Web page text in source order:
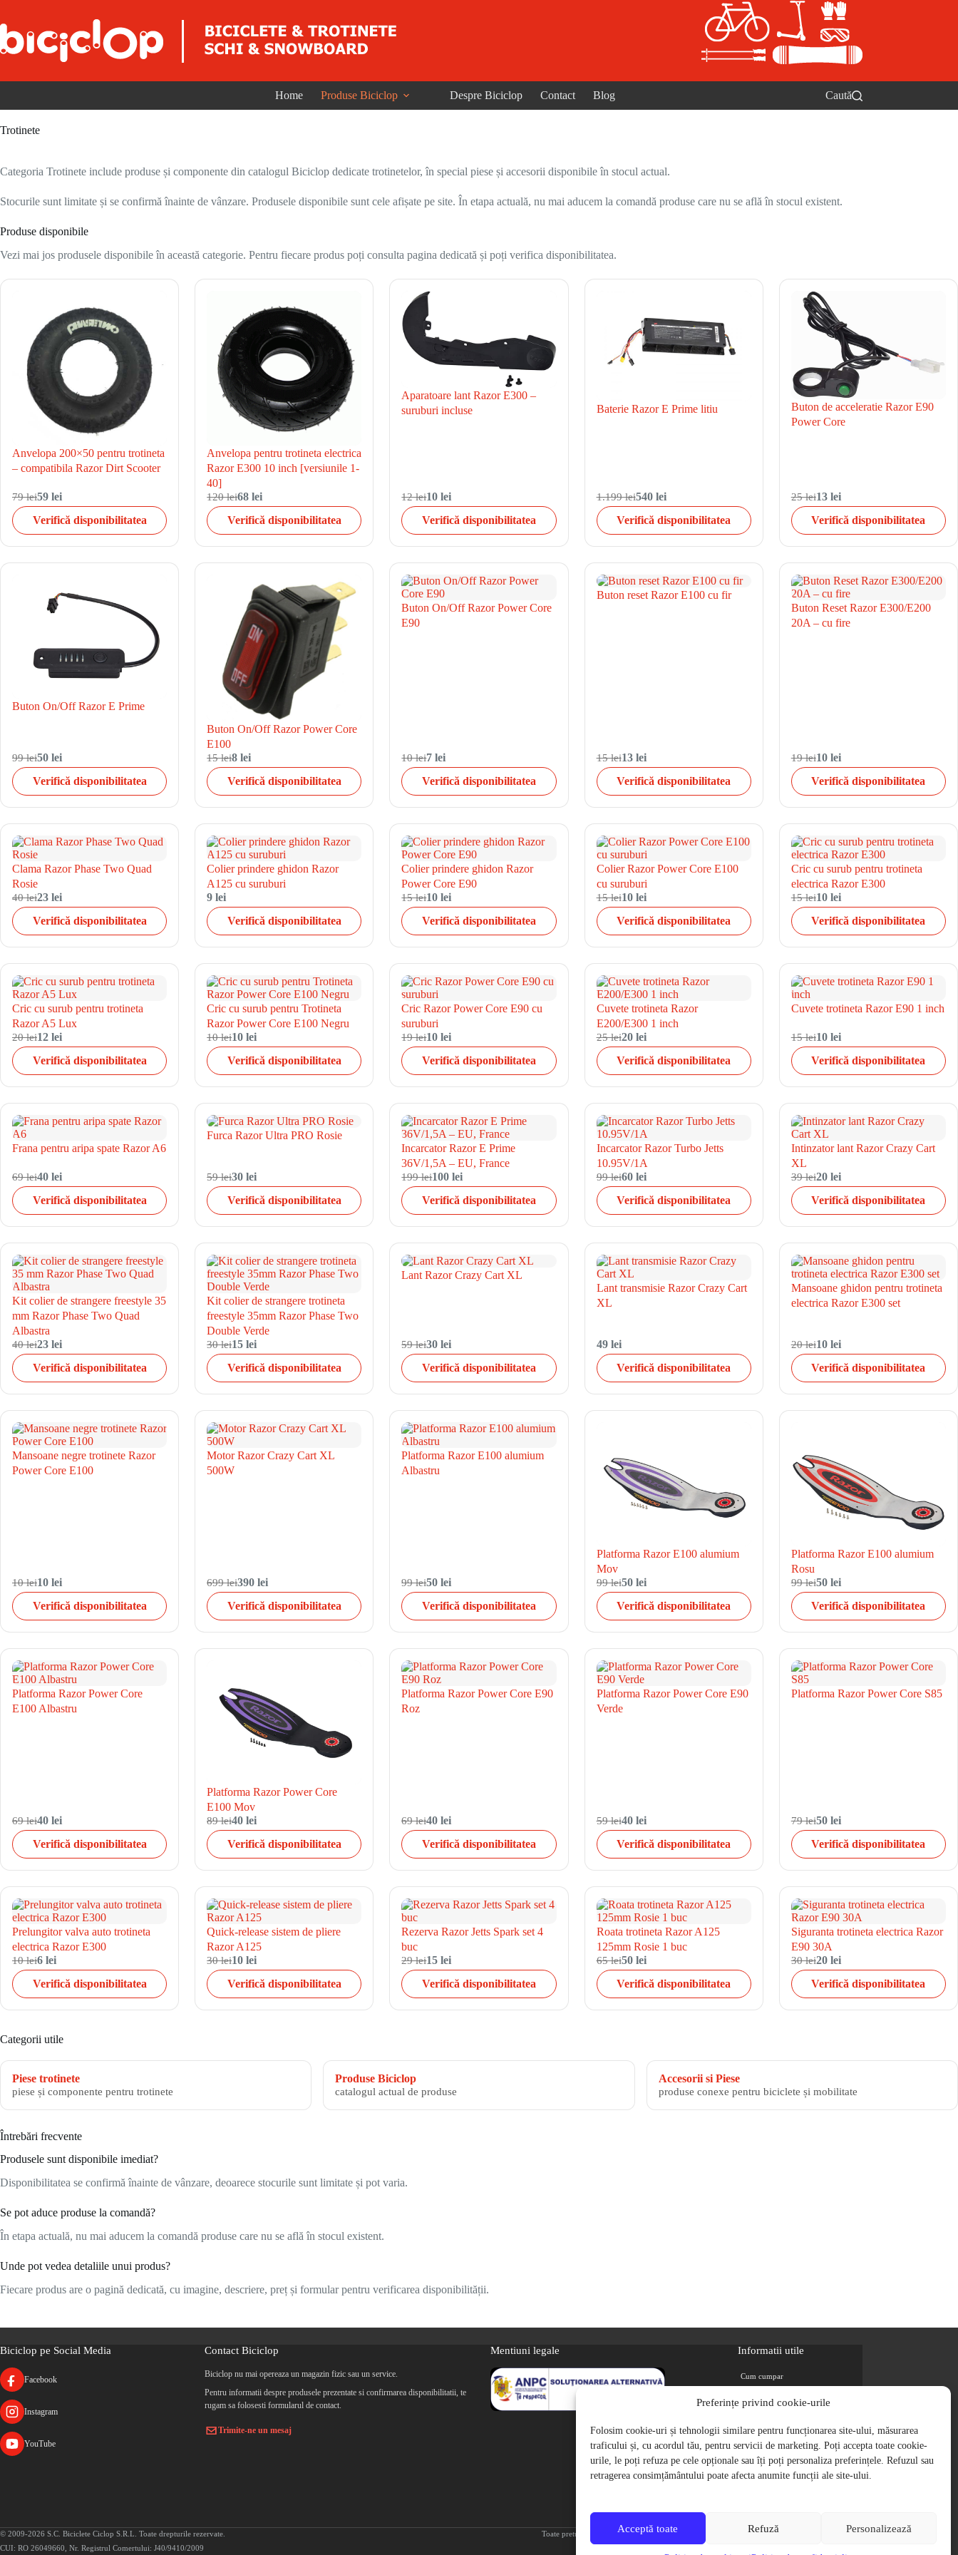
Preferințe privind cookie-urile
Folosim cookie-uri și tehnologii similare pentru funcționarea site-ului, măsurarea
traficului și, cu acordul tău, pentru servicii de marketing. Poți accepta toate cookie-
urile, le poți refuza pe cele opționale sau îți poți personaliza preferințele. Refuzul sau
retragerea consimțământului poate afecta anumite funcții ale site-ului.
Acceptă toate Refuză Personalizează
Home Produse Biciclop Despre Biciclop Contact Blog Caută
Trotinete
Categoria Trotinete include produse și componente din catalogul Biciclop dedicate trotinetelor, în special piese și accesorii disponibile în stocul actual.
Stocurile sunt limitate și se confirmă înainte de vânzare. Produsele disponibile sunt cele afișate pe site. În etapa actuală, nu mai aducem la comandă produse care nu se află în stocul existent.
Produse disponibile
Vezi mai jos produsele disponibile în această categorie. Pentru fiecare produs poți consulta pagina dedicată și poți verifica disponibilitatea.
Anvelopa 200×50 pentru trotineta
– compatibila Razor Dirt Scooter
79 lei59 lei
Verifică disponibilitatea
Anvelopa pentru trotineta electrica
Razor E300 10 inch [versiunile 1-
40]
120 lei68 lei
Verifică disponibilitatea
Aparatoare lant Razor E300 –
suruburi incluse
12 lei10 lei
Verifică disponibilitatea
Baterie Razor E Prime litiu
1.199 lei540 lei
Verifică disponibilitatea
Buton de acceleratie Razor E90
Power Core
25 lei13 lei
Verifică disponibilitatea
Buton On/Off Razor E Prime
99 lei50 lei
Verifică disponibilitatea
Buton On/Off Razor Power Core
E100
15 lei8 lei
Verifică disponibilitatea
Buton On/Off Razor Power Core
E90
10 lei7 lei
Verifică disponibilitatea
Buton reset Razor E100 cu fir
15 lei13 lei
Verifică disponibilitatea
Buton Reset Razor E300/E200
20A – cu fire
19 lei10 lei
Verifică disponibilitatea
Clama Razor Phase Two Quad
Rosie
40 lei23 lei
Verifică disponibilitatea
Colier prindere ghidon Razor
A125 cu suruburi
9 lei
Verifică disponibilitatea
Colier prindere ghidon Razor
Power Core E90
15 lei10 lei
Verifică disponibilitatea
Colier Razor Power Core E100
cu suruburi
15 lei10 lei
Verifică disponibilitatea
Cric cu surub pentru trotineta
electrica Razor E300
15 lei10 lei
Verifică disponibilitatea
Cric cu surub pentru trotineta
Razor A5 Lux
20 lei12 lei
Verifică disponibilitatea
Cric cu surub pentru Trotineta
Razor Power Core E100 Negru
10 lei10 lei
Verifică disponibilitatea
Cric Razor Power Core E90 cu
suruburi
19 lei10 lei
Verifică disponibilitatea
Cuvete trotineta Razor
E200/E300 1 inch
25 lei20 lei
Verifică disponibilitatea
Cuvete trotineta Razor E90 1 inch
15 lei10 lei
Verifică disponibilitatea
Frana pentru aripa spate Razor A6
69 lei40 lei
Verifică disponibilitatea
Furca Razor Ultra PRO Rosie
59 lei30 lei
Verifică disponibilitatea
Incarcator Razor E Prime
36V/1,5A – EU, France
199 lei100 lei
Verifică disponibilitatea
Incarcator Razor Turbo Jetts
10.95V/1A
99 lei60 lei
Verifică disponibilitatea
Intinzator lant Razor Crazy Cart
XL
39 lei20 lei
Verifică disponibilitatea
Kit colier de strangere freestyle 35
mm Razor Phase Two Quad
Albastra
40 lei23 lei
Verifică disponibilitatea
Kit colier de strangere trotineta
freestyle 35mm Razor Phase Two
Double Verde
30 lei15 lei
Verifică disponibilitatea
Lant Razor Crazy Cart XL
59 lei30 lei
Verifică disponibilitatea
Lant transmisie Razor Crazy Cart
XL
49 lei
Verifică disponibilitatea
Mansoane ghidon pentru trotineta
electrica Razor E300 set
20 lei10 lei
Verifică disponibilitatea
Mansoane negre trotinete Razor
Power Core E100
10 lei10 lei
Verifică disponibilitatea
Motor Razor Crazy Cart XL
500W
699 lei390 lei
Verifică disponibilitatea
Platforma Razor E100 alumium
Albastru
99 lei50 lei
Verifică disponibilitatea
Platforma Razor E100 alumium
Mov
99 lei50 lei
Verifică disponibilitatea
Platforma Razor E100 alumium
Rosu
99 lei50 lei
Verifică disponibilitatea
Platforma Razor Power Core
E100 Albastru
69 lei40 lei
Verifică disponibilitatea
Platforma Razor Power Core
E100 Mov
89 lei40 lei
Verifică disponibilitatea
Platforma Razor Power Core E90
Roz
69 lei40 lei
Verifică disponibilitatea
Platforma Razor Power Core E90
Verde
59 lei40 lei
Verifică disponibilitatea
Platforma Razor Power Core S85
79 lei50 lei
Verifică disponibilitatea
Prelungitor valva auto trotineta
electrica Razor E300
10 lei6 lei
Verifică disponibilitatea
Quick-release sistem de pliere
Razor A125
30 lei10 lei
Verifică disponibilitatea
Rezerva Razor Jetts Spark set 4
buc
29 lei15 lei
Verifică disponibilitatea
Roata trotineta Razor A125
125mm Rosie 1 buc
65 lei50 lei
Verifică disponibilitatea
Siguranta trotineta electrica Razor
E90 30A
30 lei20 lei
Verifică disponibilitatea
Categorii utile
Piese trotinete
piese și componente pentru trotinete
Produse Biciclop
catalogul actual de produse
Accesorii si Piese
produse conexe pentru biciclete și mobilitate
Întrebări frecvente
Produsele sunt disponibile imediat?
Disponibilitatea se confirmă înainte de vânzare, deoarece stocurile sunt limitate și pot varia.
Se pot aduce produse la comandă?
În etapa actuală, nu mai aducem la comandă produse care nu se află în stocul existent.
Unde pot vedea detaliile unui produs?
Fiecare produs are o pagină dedicată, cu imagine, descriere, preț și formular pentru verificarea disponibilității.
Biciclop pe Social Media
Facebook
Instagram
YouTube
Contact Biciclop
Biciclop nu mai opereaza un magazin fizic sau un service.
Pentru informatii despre produsele prezentate si confirmarea disponibilitatii, te
rugam sa folosesti formularul de contact.
Trimite-ne un mesaj
Mentiuni legale Informatii utile
Cum cumpar
Magazine partenere
Retur
Cariere
Politica de Confidentialitate
© 2009-2026 S.C. Biciclete Ciclop S.R.L. Toate drepturile rezervate.
CUI: RO 26049660, Nr. Registrul Comertului: J40/9410/2009
Toate preturile produselor de pe site contin TVA, in conformitate cu legislatia in vigoare.